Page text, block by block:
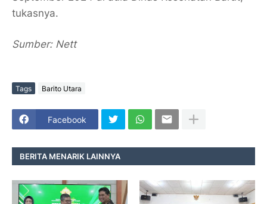
tukasnya.
Sumber: Nett
Tags Barito Utara
Facebook
BERITA MENARIK LAINNYA